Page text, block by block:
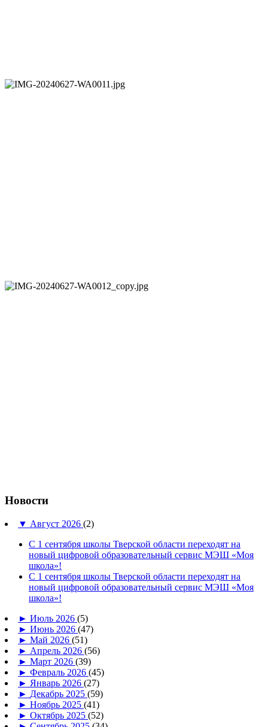
Новости
▼ Август 2026 (2)
С 1 сентября школы Тверской области переходят на
новый цифровой образовательный сервис МЭШ «Моя
школа»!
С 1 сентября школы Тверской области переходят на
новый цифровой образовательный сервис МЭШ «Моя
школа»!
► Июль 2026 (5)
► Июнь 2026 (47)
► Май 2026 (51)
► Апрель 2026 (56)
► Март 2026 (39)
► Февраль 2026 (45)
► Январь 2026 (27)
► Декабрь 2025 (59)
► Ноябрь 2025 (41)
► Октябрь 2025 (52)